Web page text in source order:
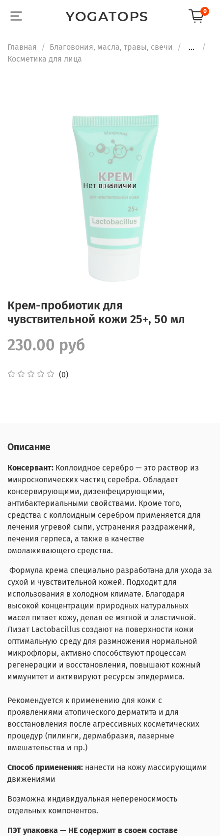
YOGATOPS 0
Главная Благовония, масла, травы, свечи
...
Косметика для лица
Нет в наличии
Крем-пробиотик для
чувствительной кожи 25+, 50 мл
(0)
230.00 руб
Описание
Консервант: Коллоидное серебро — это раствор из
микроскопических частиц серебра. Обладает
консервирующими, дизенфецирующими,
антибактериальными свойствами. Кроме того,
средства с коллоидным серебром применяется для
лечения угревой сыпи, устранения раздражений,
лечения герпеса, а также в качестве
омолаживающего средства.
Формула крема специально разработана для ухода за
сухой и чувствительной кожей. Подходит для
использования в холодном климате. Благодаря
высокой концентрации природных натуральных
масел питает кожу, делая ее мягкой и эластичной.
Лизат Lactobacillus создают на поверхности кожи
оптимальную среду для размножения нормальной
микрофлоры, активно способствуют процессам
регенерации и восстановления, повышают кожный
иммунитет и активируют ресурсы эпидермиса.
Рекомендуется к применению для кожи с
проявлениями атопического дерматита и для
восстановления после агрессивных косметических
процедур (пилинги, дермабразия, лазерные
вмешательства и пр.)
Способ применения: нанести на кожу массирующими
движениями
Возможна индивидуальная непереносимость
отдельных компонентов.
ПЭТ упаковка — НЕ содержит в своем составе